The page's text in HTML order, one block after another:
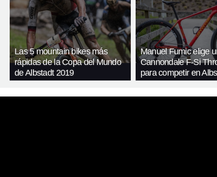
Las 5 mountain bikes más
rápidas de la Copa del Mundo
de Albstadt 2019
Manuel Fumic elige
Cannondale F-Si
para competir en